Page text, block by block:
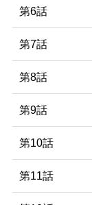
第6話
第7話
第8話
第9話
第10話
第11話